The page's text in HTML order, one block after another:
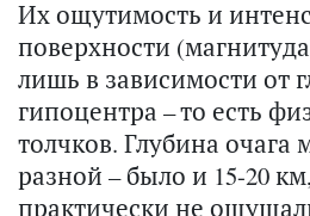
Их ощутимость и
поверхности
лишь в зависимости от
гипоцентра – то есть
толчков. Глубина очага
разной – было и 15-20
практически не